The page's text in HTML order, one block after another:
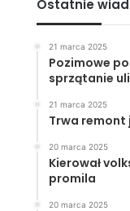
Ostatnie
21 marca 2025
Pozimowe
sprzątanie
21 marca 2025
Trwa
20 marca 2025
Kierował
promila
20 marca 2025